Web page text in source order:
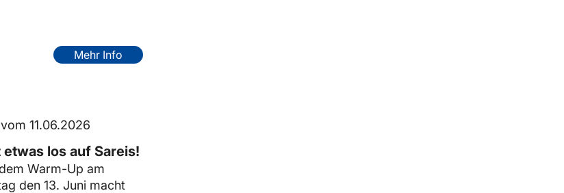
Mehr Info
11.06.2026
etwas los auf Sareis!
Warm-Up am
den 13. Juni macht